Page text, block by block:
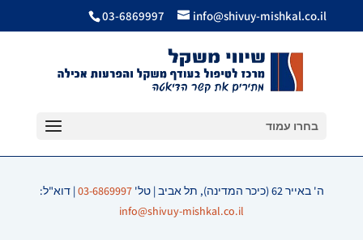
03-6869997 info@shivuy-mishkal.co.il
בחרו עמוד
ה' באייר 62 (כיכר המדינה), תל אביב | טל' 03-6869997| דוא"ל:
info@shivuy-mishkal.co.il